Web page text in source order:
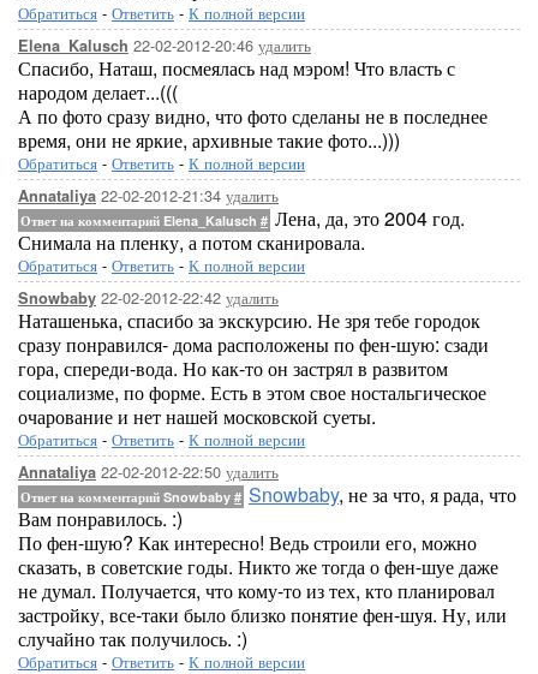
Обратиться - Ответить - К полной версии
Elena_Kalusch 22-02-2012-20:46 удалить
Спасибо, Наташ, посмеялась над мэром! Что власть с
народом делает...(((
А по фото сразу видно, что фото сделаны не в последнее
время, они не яркие, архивные такие фото...)))
Обратиться - Ответить - К полной версии
Annataliya 22-02-2012-21:34 удалить
Ответ на комментарий Elena_Kalusch # Лена, да, это 2004 год.
Снимала на пленку, а потом сканировала.
Обратиться - Ответить - К полной версии
Snowbaby 22-02-2012-22:42 удалить
Наташенька, спасибо за экскурсию. Не зря тебе городок
сразу понравился- дома расположены по фен-шую: сзади
гора, спереди-вода. Но как-то он застрял в развитом
социализме, по форме. Есть в этом свое ностальгическое
очарование и нет нашей московской суеты.
Обратиться - Ответить - К полной версии
Annataliya 22-02-2012-22:50 удалить
Ответ на комментарий Snowbaby # Snowbaby, не за что, я рада, что
Вам понравилось. :)
По фен-шую? Как интересно! Ведь строили его, можно
сказать, в советские годы. Никто же тогда о фен-шуе даже
не думал. Получается, что кому-то из тех, кто планировал
застройку, все-таки было близко понятие фен-шуя. Ну, или
случайно так получилось. :)
Обратиться - Ответить - К полной версии